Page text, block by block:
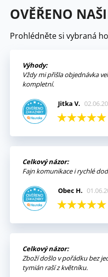
OVĚŘENO
Prohlédněte si vybraná
Výhody:
Vždy mi přišla objednávka
kompletní.
Jitka V.
Celkový názor:
Fajn komunikace i rychlé
Obec H.
Celkový názor:
Zboží došlo v pořádku bez
tymián raší z květníku.